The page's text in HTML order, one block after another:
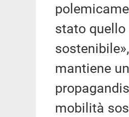
stato
mantiene
mobilità